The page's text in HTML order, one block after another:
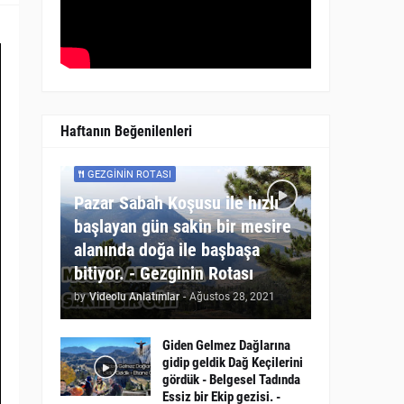
Haftanın Beğenilenleri
GEZGININ ROTASI
Pazar Sabah Koşusu ile hızlı
başlayan gün sakin bir mesire
alanında doğa ile başbaşa
bitiyor. - Gezginin Rotası
by Videolu Anlatımlar - Ağustos 28, 2021
Giden Gelmez Dağlarına
gidip geldik Dağ Keçilerini
gördük - Belgesel Tadında
Essiz bir Ekip gezisi. -